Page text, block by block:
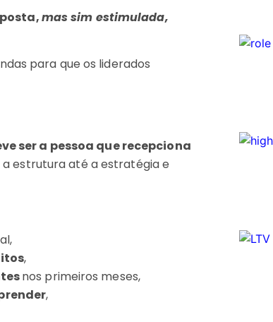
mas sim estimulada,
para que os liderados
ser a pessoa que recepciona
a estrutura até a estratégia e
,
nos primeiros meses,
,